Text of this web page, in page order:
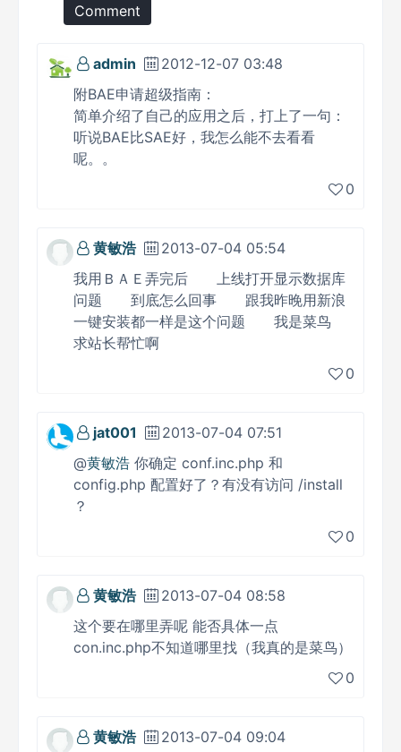
Comment
admin
2012-12-07 03:48
附BAE申请超级指南：
简单介绍了自己的应用之后，打上了一句：
听说BAE比SAE好，我怎么能不去看看
呢。。
0
黄敏浩
2013-07-04 05:54
我用ＢＡＥ弄完后 上线打开显示数据库
问题 到底怎么回事 跟我昨晚用新浪
一键安装都一样是这个问题 我是菜鸟
求站长帮忙啊
0
jat001
2013-07-04 07:51
@黄敏浩 你确定 conf.inc.php 和
config.php 配置好了？有没有访问 /install
？
0
黄敏浩
2013-07-04 08:58
这个要在哪里弄呢 能否具体一点
con.inc.php不知道哪里找（我真的是菜鸟）
0
黄敏浩
2013-07-04 09:04